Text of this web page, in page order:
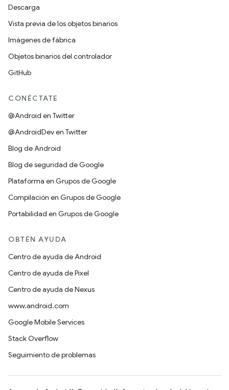
Descarga
Vista previa de los objetos binarios
Imágenes de fábrica
Objetos binarios del controlador
GitHub
CONÉCTATE
@Android en Twitter
@AndroidDev en Twitter
Blog de Android
Blog de seguridad de Google
Plataforma en Grupos de Google
Compilación en Grupos de Google
Portabilidad en Grupos de Google
OBTÉN AYUDA
Centro de ayuda de Android
Centro de ayuda de Pixel
Centro de ayuda de Nexus
www.android.com
Google Mobile Services
Stack Overflow
Seguimiento de problemas